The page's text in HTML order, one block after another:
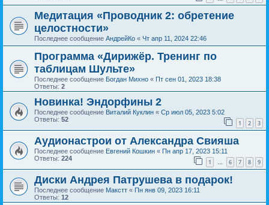
Медитация «Проводник 2: обретение
целостности»
Последнее сообщение АндрейКо « Чт апр 11, 2024 22:46
Программа «Дирижёр. Тренинг по
таблицам Шульте»
Последнее сообщение Богдан Михно « Пт сен 01, 2023 18:38
Ответы: 2
Новинка! Эндорфины 2
Последнее сообщение Виталий Куклин « Ср июл 05, 2023 5:02
Ответы: 52 1 2 3
Аудионастрои от Александра Свияша
Последнее сообщение Евгений Кошкин « Пн апр 17, 2023 15:11
Ответы: 224 1 … 6 7 8 9
Диски Андрея Патрушева в подарок!
Последнее сообщение Макстт « Пн янв 09, 2023 16:11
Ответы: 12